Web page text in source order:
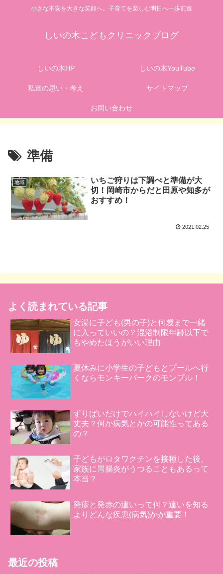
小さな不安を大きな笑顔へ。子育てを楽しむ明日へ一歩前進
しいの木こどもクリニックブログ
しいの木HP しいの木YouTube
私達の思い・考え サイトマップ
お問い合わせ
準備
地域
いちご狩りは下調べと準備が大
切！岡崎市からだと田原や知多が
おすすめ！
2021.02.25
よく読まれている記事
女湯に子ども(男の子)と何歳まで一緒
に入っていいの？混浴制限年齢以下で
もやめたほうがいい理由
夏休みに小学生の子どもとプールへ行
くならモンキーパークのモンプル！
ずりばいだけでハイハイしないけど大
丈夫？何か病気とかの可能性ってある
の？
子どもがロタワクチンを接種した後、
家族に胃腸炎がうつることもあるって
本当？
発疹と発赤の違いって何？違いを知る
よりどんな疾患(病気)かが重要！
最近の投稿